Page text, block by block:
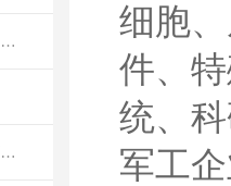
智能光照草莓APP最新下载地址
隔水式恒温草莓APP最新下载地址
细胞
件、
统、
军工企